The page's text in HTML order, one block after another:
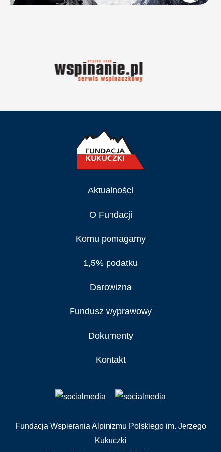
Aktualności
O Fundacji
Komu pomagamy
1,5% podatku
Darowizna
Fundusz wyprawowy
Dokumenty
Kontakt
Fundacja Wspierania Alpinizmu Polskiego im. Jerzego
Kukuczki